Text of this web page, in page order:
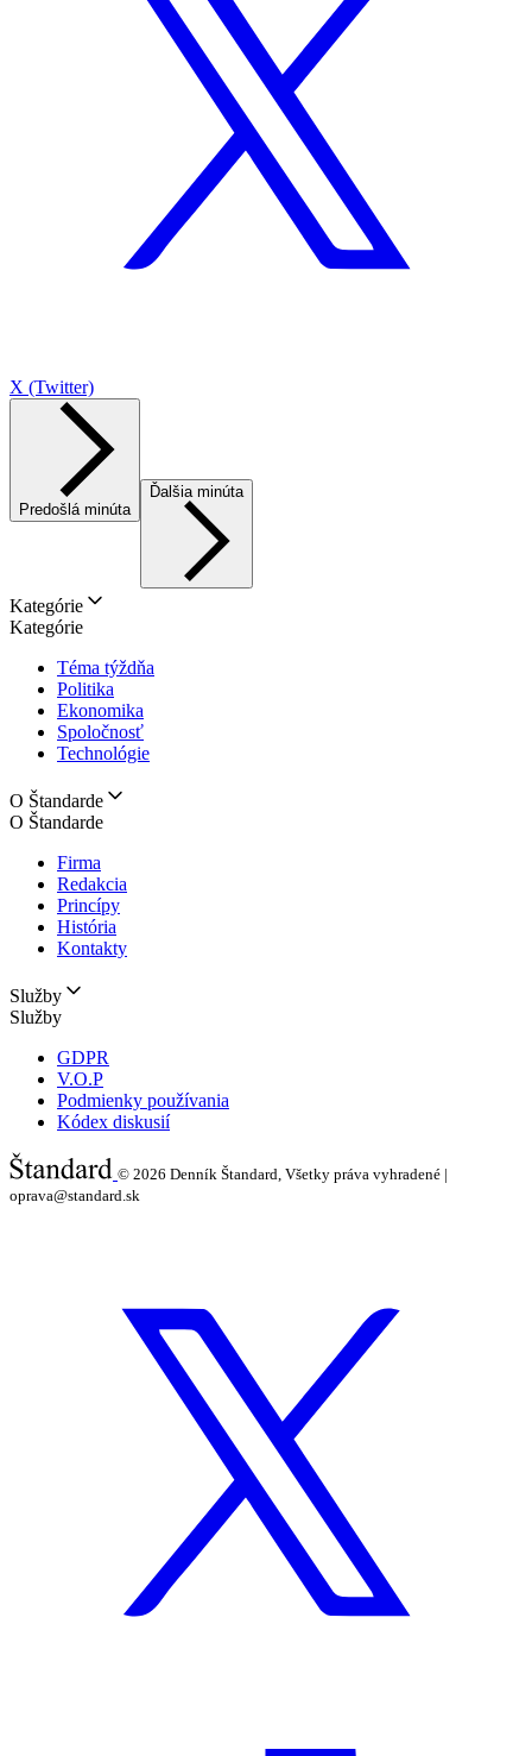
X (Twitter)
Predošlá minúta
Ďalšia minúta
Kategórie
Kategórie
Téma týždňa
Politika
Ekonomika
Spoločnosť
Technológie
O Štandarde
O Štandarde
Firma
Redakcia
Princípy
História
Kontakty
Služby
Služby
GDPR
V.O.P
Podmienky používania
Kódex diskusií
© 2026 Denník Štandard, Všetky práva vyhradené |
oprava@standard.sk